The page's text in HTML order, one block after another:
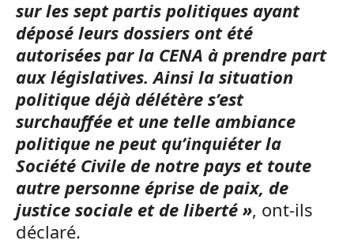
sur les sept partis politiques ayant
déposé leurs dossiers ont été
autorisées par la CENA à prendre part
aux législatives. Ainsi la situation
politique déjà délétère s’est
surchauffée et une telle ambiance
politique ne peut qu’inquiéter la
Société Civile de notre pays et toute
autre personne éprise de paix, de
justice sociale et de liberté », ont-ils
déclaré.